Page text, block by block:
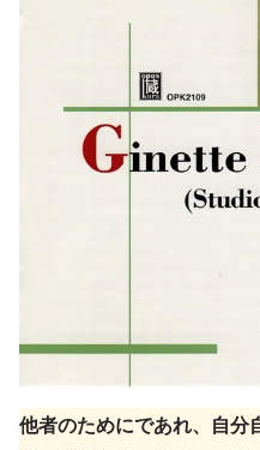
他者のためにであれ、自分